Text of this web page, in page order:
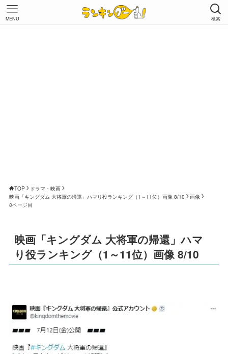
検索
MENU
TOP
ドラマ・映画
映画「キングダム 大将軍の帰還」ハマり役ランキング（1～11位）画像 8/10
画像
8ページ目
映画「キングダム 大将軍の帰還」ハマ
り役ランキング（1～11位）画像 8/10